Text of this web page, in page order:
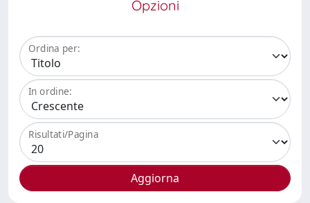
Opzioni
Ordina per:
In ordine:
Risultati/Pagina